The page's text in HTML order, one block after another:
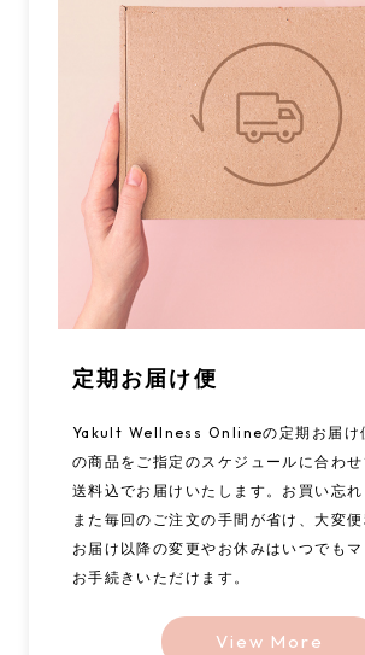
定期お届け便
Yakult Wellness Onlineの定期お届け
の商品をご指定のスケジュールに合わせ
送料込でお届けいたします。お買い忘れ
また毎回のご注文の手間が省け、大変便
お届け以降の変更やお休みはいつでも
お手続きいただけます。
View More